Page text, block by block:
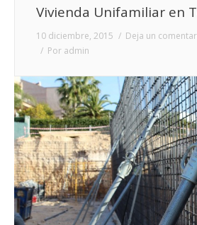
Vivienda Unifamiliar en
10 diciembre, 2015 Deja un
Por admin